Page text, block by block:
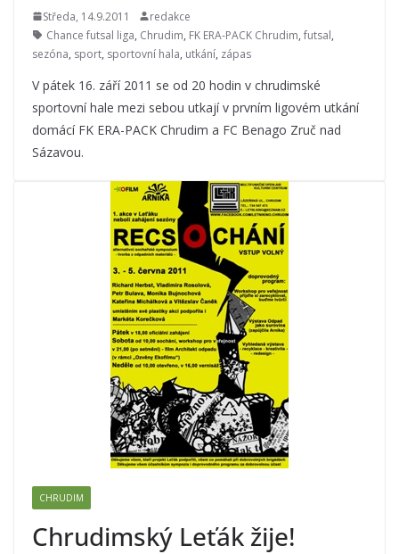
Středa, 14.9.2011
redakce
Chance futsal liga, Chrudim, FK ERA-PACK Chrudim, futsal,
sezóna, sport, sportovní hala, utkání, zápas
V pátek 16. září 2011 se od 20 hodin v chrudimské
sportovní hale mezi sebou utkají v prvním ligovém utkání
domácí FK ERA-PACK Chrudim a FC Benago Zruč nad
Sázavou.
CHRUDIM
Chrudimský Leťák žije!